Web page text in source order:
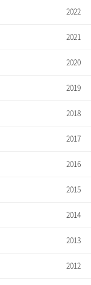
2022
2021
2020
2019
2018
2017
2016
2015
2014
2013
2012